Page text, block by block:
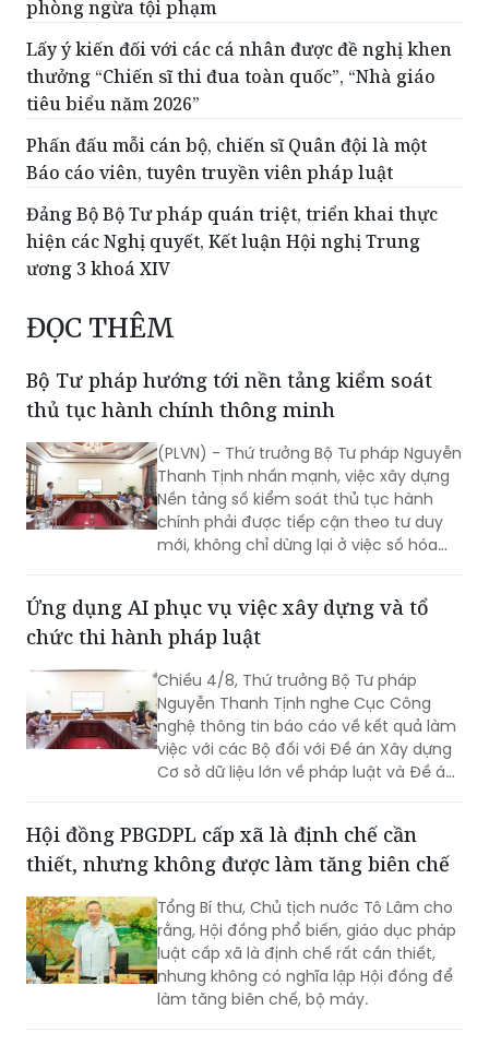
phòng ngừa tội phạm
Lấy ý kiến đối với các cá nhân được đề nghị khen
thưởng “Chiến sĩ thi đua toàn quốc”, “Nhà giáo
tiêu biểu năm 2026”
Phấn đấu mỗi cán bộ, chiến sĩ Quân đội là một
Báo cáo viên, tuyên truyền viên pháp luật
Đảng Bộ Bộ Tư pháp quán triệt, triển khai thực
hiện các Nghị quyết, Kết luận Hội nghị Trung
ương 3 khoá XIV
ĐỌC THÊM
Bộ Tư pháp hướng tới nền tảng kiểm soát
thủ tục hành chính thông minh
(PLVN) - Thứ trưởng Bộ Tư pháp Nguyễn
Thanh Tịnh nhấn mạnh, việc xây dựng
Nền tảng số kiểm soát thủ tục hành
chính phải được tiếp cận theo tư duy
mới, không chỉ dừng lại ở việc số hóa
nghệ, mà phải hướng tới xây dựng một
nền tảng thực sự thông minh, chủ
gia tăng cho công tác quản lý nhà
nước.
Ứng dụng AI phục vụ việc xây dựng và tổ
chức thi hành pháp luật
Chiều 4/8, Thứ trưởng Bộ Tư pháp
Nguyễn Thanh Tịnh nghe Cục Công
nghệ thông tin báo cáo về kết quả làm
việc với các Bộ đối với Đề án Xây dựng
Cơ sở dữ liệu lớn về pháp luật và Đề án
trình Thủ tướng Chính phủ.
Hội đồng PBGDPL cấp xã là định chế cần
thiết, nhưng không được làm tăng biên chế
Tổng Bí thư, Chủ tịch nước Tô Lâm cho
rằng, Hội đồng phổ biến, giáo dục pháp
luật cấp xã là định chế rất cần thiết,
nhưng không có nghĩa lập Hội đồng để
làm tăng biên chế, bộ máy.